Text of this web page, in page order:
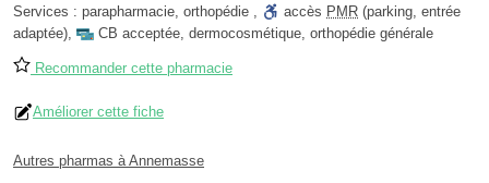
Services : parapharmacie, orthopédie , accès PMR (parking, entrée
adaptée), CB acceptée, dermocosmétique, orthopédie générale
Recommander cette pharmacie
Améliorer cette fiche
Autres pharmas à Annemasse